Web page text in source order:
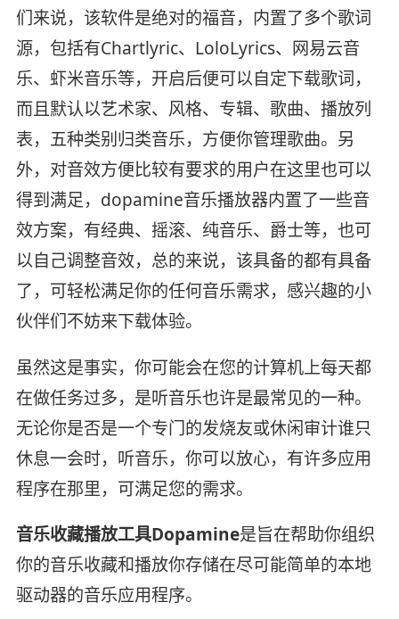
们来说，该软件是绝对的福音，内置了多个歌词
源，包括有Chartlyric、LoloLyrics、网易云音
乐、虾米音乐等，开启后便可以自定下载歌词，
而且默认以艺术家、风格、专辑、歌曲、播放列
表，五种类别归类音乐，方便你管理歌曲。另
外，对音效方便比较有要求的用户在这里也可以
得到满足，dopamine音乐播放器内置了一些音
效方案，有经典、摇滚、纯音乐、爵士等，也可
以自己调整音效，总的来说，该具备的都有具备
了，可轻松满足你的任何音乐需求，感兴趣的小
伙伴们不妨来下载体验。
虽然这是事实，你可能会在您的计算机上每天都
在做任务过多，是听音乐也许是最常见的一种。
无论你是否是一个专门的发烧友或休闲审计谁只
休息一会时，听音乐，你可以放心，有许多应用
程序在那里，可满足您的需求。
音乐收藏播放工具Dopamine是旨在帮助你组织
你的音乐收藏和播放你存储在尽可能简单的本地
驱动器的音乐应用程序。